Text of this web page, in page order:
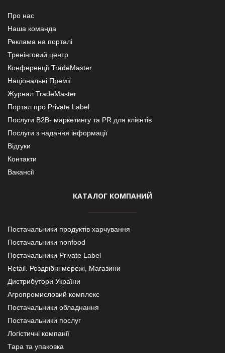
Про нас
Наша команда
Реклама на порталі
Тренінговий центр
Конференції TradeMaster
Національні Премії
Журнал TradeMaster
Портал про Private Label
Послуги В2В- маркетингу та PR для клієнтів
Послуги з надання інформації
Відгуки
Контакти
Вакансії
КАТАЛОГ КОМПАНИЙ
Постачальники продуктів харчування
Постачальники nonfood
Постачальники Private Label
Retail. Роздрібні мережі, Магазини
Дистрибутори України
Агропромисловий комплекс
Постачальники обладнання
Постачальники послуг
Логістичні компанії
Тара та упаковка